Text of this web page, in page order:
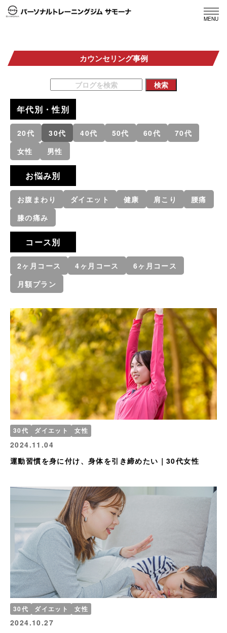
MENU
カウンセリング事例
年代別・性別
20代 30代 40代 50代 60代
70代
女性
男性
お悩み別
お腹まわり ダイエット 健康 肩こり
腰痛
膝の痛み
コース別
2ヶ月コース 4ヶ月コース
6ヶ月コース
月額プラン
30代 ダイエット 女性
2024.11.04
運動習慣を身に付け、身体を引き締めたい｜30代女性
30代 ダイエット 女性
2024.10.27